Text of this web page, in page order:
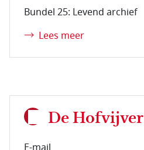
Bundel 25: Levend archief
Lees meer
De Hofvijver